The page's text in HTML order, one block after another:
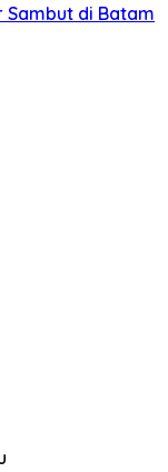
Sambut di Batam